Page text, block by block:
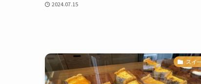
2024.07.15
スイ